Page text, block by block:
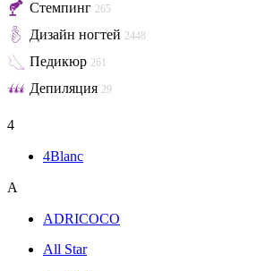
Стемпинг 265
Дизайн ногтей 2448
Педикюр 261
Депиляция 29
4
4Blanc
A
ADRICOCO
All Star